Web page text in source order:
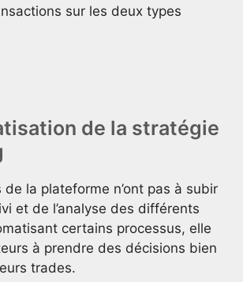
sur les deux types
de la stratégie
la plateforme n’ont pas à subir
et de l’analyse des différents
certains processus, elle
à prendre des décisions bien
trades.